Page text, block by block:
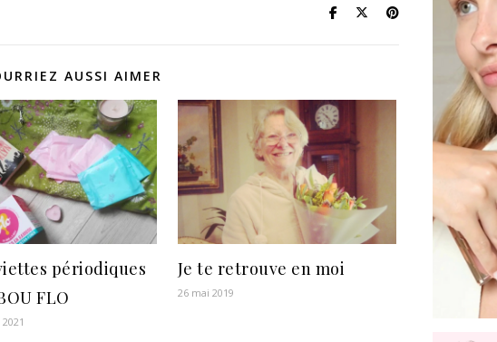
AUSSI AIMER
périodiques
FLO
Je te retrouve en moi
26 mai 2019